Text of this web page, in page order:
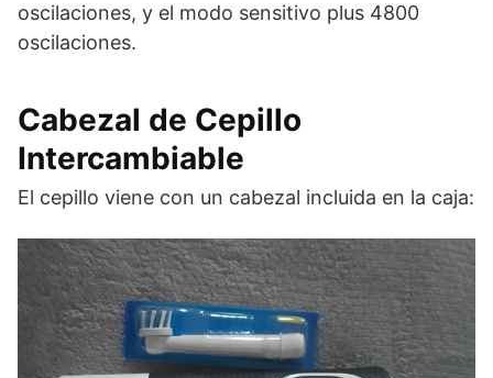
oscilaciones, y el modo sensitivo plus 4800
oscilaciones.
Cabezal de Cepillo
Intercambiable
El cepillo viene con un cabezal incluida en la caja: